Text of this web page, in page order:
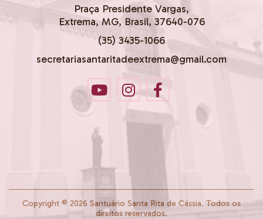
Praça Presidente Vargas,
Extrema, MG, Brasil, 37640-076
(35) 3435-1066
secretariasantaritadeextrema@gmail.com
Copyright © 2026 Santuário Santa Rita de Cássia. Todos os
direitos reservados.